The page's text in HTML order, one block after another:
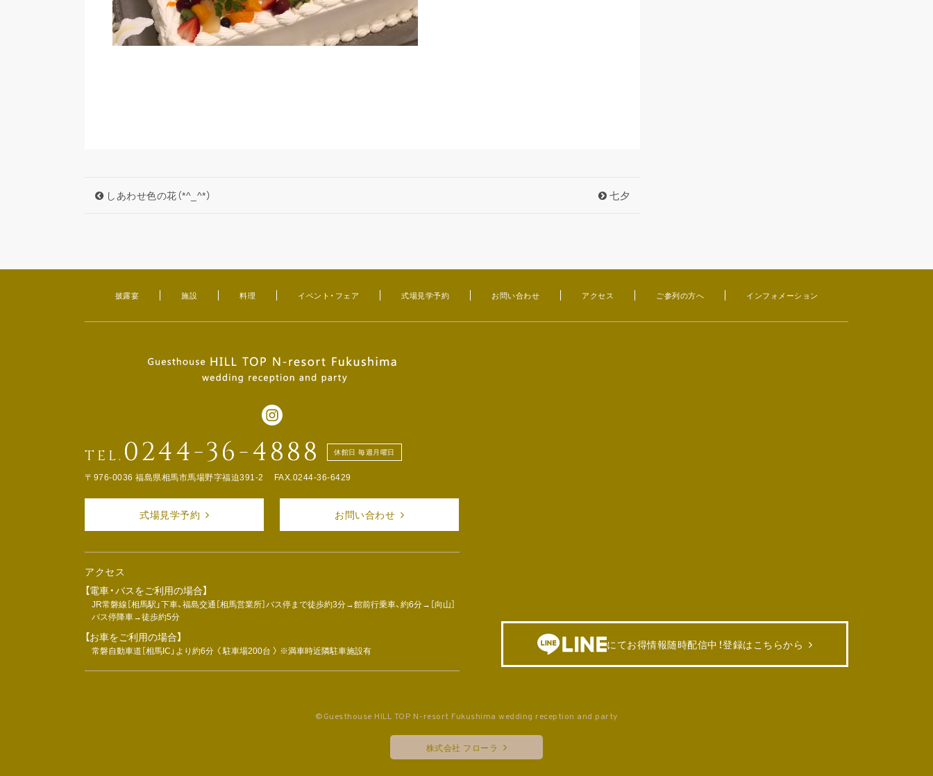
しあわせ色の花（*^_^*） 七夕
披露宴 施設 料理 イベント・フェア 式場見学予約 お問い合わせ アクセス ご参列の方へ インフォメーション
TEL. 0244-36-4888 休館日 毎週月曜日
〒976-0036 福島県相馬市馬場野字福迫391-2 FAX.0244-36-6429
式場見学予約 お問い合わせ
アクセス
【電車・バスをご利用の場合】
JR常磐線［相馬駅」下車、福島交通［相馬営業所］バス停まで徒歩約3分→館前行乗車、約6分→［向山］
バス停降車→徒歩約5分
【お車をご利用の場合】
常磐自動車道［相馬IC」より約6分 〈 駐車場200台 〉 ※満車時近隣駐車施設有 にてお得情報随時配信中！登録はこちらから
©Guesthouse HILL TOP N-resort Fukushima wedding reception and party
株式会社 フローラ